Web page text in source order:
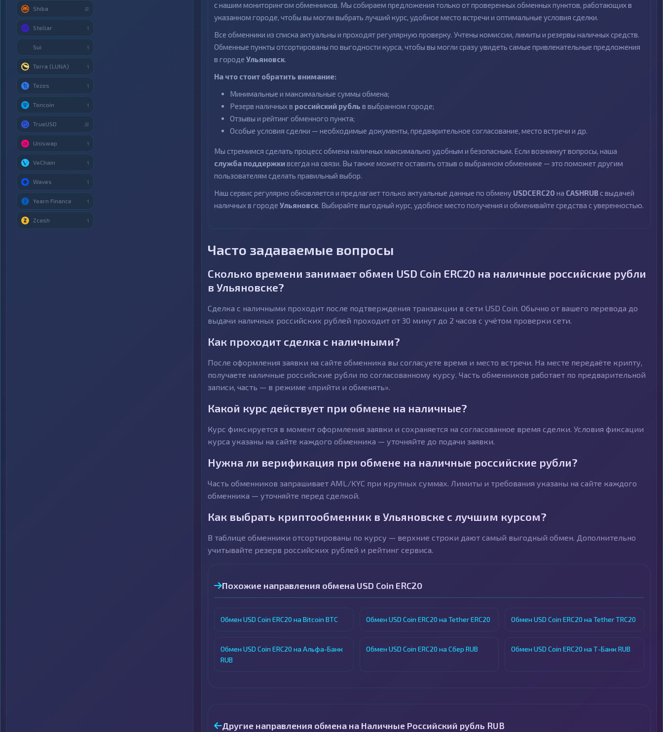
с нашим мониторингом обменников. Мы собираем предложения только от проверенных обменных пунктов, работающих в
указанном городе, чтобы вы могли выбрать лучший курс, удобное место встречи и оптимальные условия сделки.
Все обменники из списка актуальны и проходят регулярную проверку. Учтены комиссии, лимиты и резервы наличных средств.
Обменные пункты отсортированы по выгодности курса, чтобы вы могли сразу увидеть самые привлекательные предложения
в городе Ульяновск.
На что стоит обратить внимание:
Минимальные и максимальные суммы обмена;
Резерв наличных в российский рубль в выбранном городе;
Отзывы и рейтинг обменного пункта;
Особые условия сделки — необходимые документы, предварительное согласование, место встречи и др.
Мы стремимся сделать процесс обмена наличных максимально удобным и безопасным. Если возникнут вопросы, наша
служба поддержкивсегда на связи. Вы также можете оставить отзыв о выбранном обменнике — это поможет другим
пользователям сделать правильный выбор.
Наш сервис регулярно обновляется и предлагает только актуальные данные по обмену USDCERC20 на CASHRUBс выдачей
наличных в городе Ульяновск. Выбирайте выгодный курс, удобное место получения и обменивайте средства с уверенностью.
Часто задаваемые вопросы
Сколько времени занимает обмен USD Coin ERC20 на наличные российские рубли
в Ульяновске?
Сделка с наличными проходит после подтверждения транзакции в сети USD Coin. Обычно от вашего перевода до
выдачи наличных российских рублей проходит от 30 минут до 2 часов с учётом проверки сети.
Как проходит сделка с наличными?
После оформления заявки на сайте обменника вы согласуете время и место встречи. На месте передаёте крипту,
получаете наличные российские рубли по согласованному курсу. Часть обменников работает по предварительной
записи, часть — в режиме «прийти и обменять».
Какой курс действует при обмене на наличные?
Курс фиксируется в момент оформления заявки и сохраняется на согласованное время сделки. Условия фиксации
курса указаны на сайте каждого обменника — уточняйте до подачи заявки.
Нужна ли верификация при обмене на наличные российские рубли?
Часть обменников запрашивает AML/KYC при крупных суммах. Лимиты и требования указаны на сайте каждого
обменника — уточняйте перед сделкой.
Как выбрать криптообменник в Ульяновске с лучшим курсом?
В таблице обменники отсортированы по курсу — верхние строки дают самый выгодный обмен. Дополнительно
учитывайте резерв российских рублей и рейтинг сервиса.
Похожие направления обмена USD Coin ERC20
Обмен USD Coin ERC20 на Bitcoin BTC Обмен USD Coin ERC20 на Tether ERC20 Обмен USD Coin ERC20 на Tether TRC20
Обмен USD Coin ERC20 на Альфа-Банк
RUB
Обмен USD Coin ERC20 на Сбер RUB Обмен USD Coin ERC20 на Т-Банк RUB
Другие направления обмена на Наличные Российский рубль RUB
Shiba 2
Stellar 1
Sui 1
Terra (LUNA) 1
Tezos 1
Toncoin 1
TrueUSD 2
Uniswap 1
VeChain 1
Waves 1
Yearn Finance 1
Zcash 1